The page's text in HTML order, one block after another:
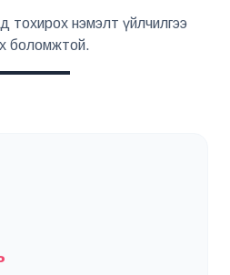
тохирох нэмэлт үйлчилгээ
боломжтой.